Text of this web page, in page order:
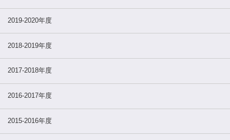
2019-2020年度
2018-2019年度
2017-2018年度
2016-2017年度
2015-2016年度